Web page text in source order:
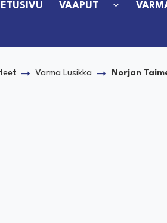
ETUSIVU VAAPUT
Varma Lusikka Norjan